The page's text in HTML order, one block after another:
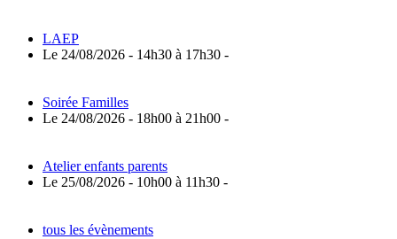
LAEP
Le 24/08/2026 - 14h30 à 17h30 -
Soirée Familles
Le 24/08/2026 - 18h00 à 21h00 -
Atelier enfants parents
Le 25/08/2026 - 10h00 à 11h30 -
tous les évènements